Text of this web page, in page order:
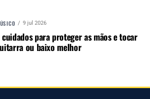
9 jul 2026
para proteger as mãos e tocar
ou baixo melhor